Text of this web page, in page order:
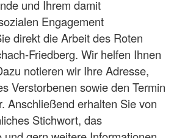
und Ihrem damit
Engagement
direkt die Arbeit des Roten
Friedberg. Wir helfen Ihnen
notieren wir Ihre Adresse,
Verstorbenen sowie den Termin
Anschließend erhalten Sie von
Stichwort, das